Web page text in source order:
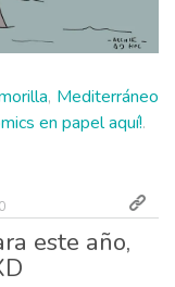
, Mediterráneo
en papel aquí!.
este año,